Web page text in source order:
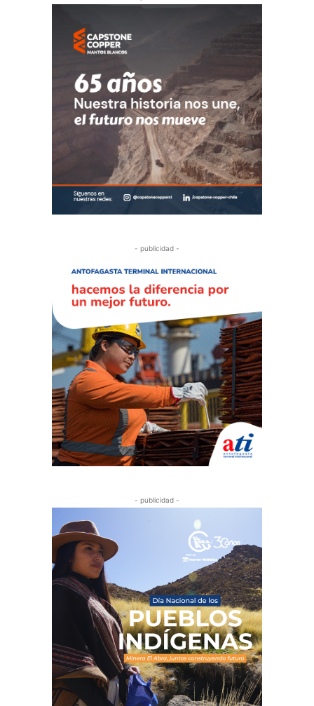
- publicidad -
- publicidad -